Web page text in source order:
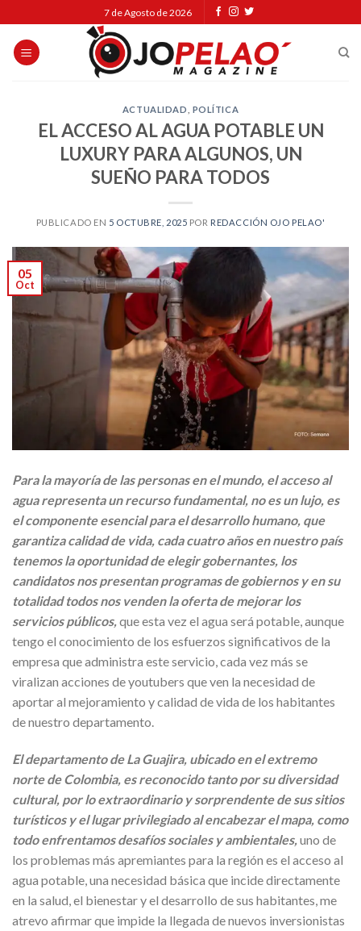
to
content
7 de Agosto de 2026
ACTUALIDAD POLÍTICA
EL ACCESO AL AGUA POTABLE UN
LUXURY PARA ALGUNOS, UN
SUEÑO PARA TODOS
PUBLICADO EN 5 OCTUBRE, 2025 POR REDACCIÓN OJO PELAO'
05
Oct
Para la mayoría de las personas en el mundo, el acceso al
agua representa un recurso fundamental, no es un lujo, es
el componente esencial para el desarrollo humano, que
garantiza calidad de vida, cada cuatro años en nuestro país
tenemos la oportunidad de elegir gobernantes, los
candidatos nos presentan programas de gobiernos y en su
totalidad todos nos venden la oferta de mejorar los
servicios públicos, que esta vez el agua será potable, aunque
tengo el conocimiento de los esfuerzos significativos de la
empresa que administra este servicio, cada vez más se
viralizan acciones de youtubers que ven la necesidad de
aportar al mejoramiento y calidad de vida de los habitantes
de nuestro departamento.
El departamento de La Guajira, ubicado en el extremo
norte de Colombia, es reconocido tanto por su diversidad
cultural, por lo extraordinario y sorprendente de sus sitios
turísticos y el lugar privilegiado al encabezar el mapa, como
todo enfrentamos desafíos sociales y ambientales, uno de
los problemas más apremiantes para la región es el acceso al
agua potable, una necesidad básica que incide directamente
en la salud, el bienestar y el desarrollo de sus habitantes, me
atrevo afirmar que impide la llegada de nuevos inversionistas